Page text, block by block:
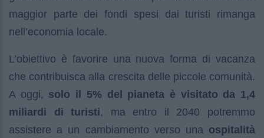
maggior parte dei fondi spesi dai turisti rimanga
nell’economia locale.
L’obiettivo è favorire una nuova forma di vacanza
che contribuisca alla crescita delle piccole comunità.
A oggi, solo il 5% del pianeta è visitato da 1,4
miliardi di turisti, ma entro il 2040 potremmo
assistere a un cambiamento verso una ospitalità